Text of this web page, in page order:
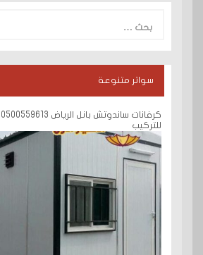
عن:
سواتر متنوعة
للتركيب